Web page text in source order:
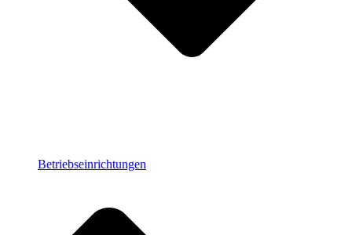
Betriebseinrichtungen